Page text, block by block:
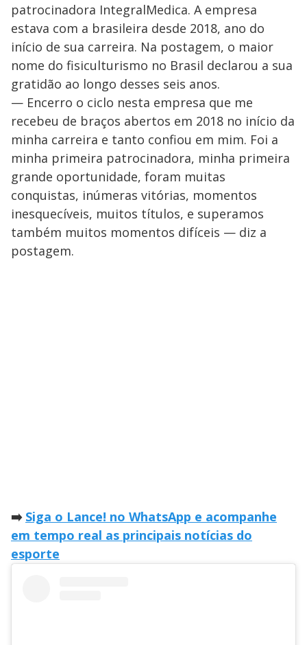
patrocinadora IntegralMedica. A empresa
estava com a brasileira desde 2018, ano do
início de sua carreira. Na postagem, o maior
nome do fisiculturismo no Brasil declarou a sua
gratidão ao longo desses seis anos.
— Encerro o ciclo nesta empresa que me
recebeu de braços abertos em 2018 no início da
minha carreira e tanto confiou em mim. Foi a
minha primeira patrocinadora, minha primeira
grande oportunidade, foram muitas
conquistas, inúmeras vitórias, momentos
inesquecíveis, muitos títulos, e superamos
também muitos momentos difíceis — diz a
postagem.
➡️ Siga o Lance! no WhatsApp e acompanhe
em tempo real as principais notícias do
esporte